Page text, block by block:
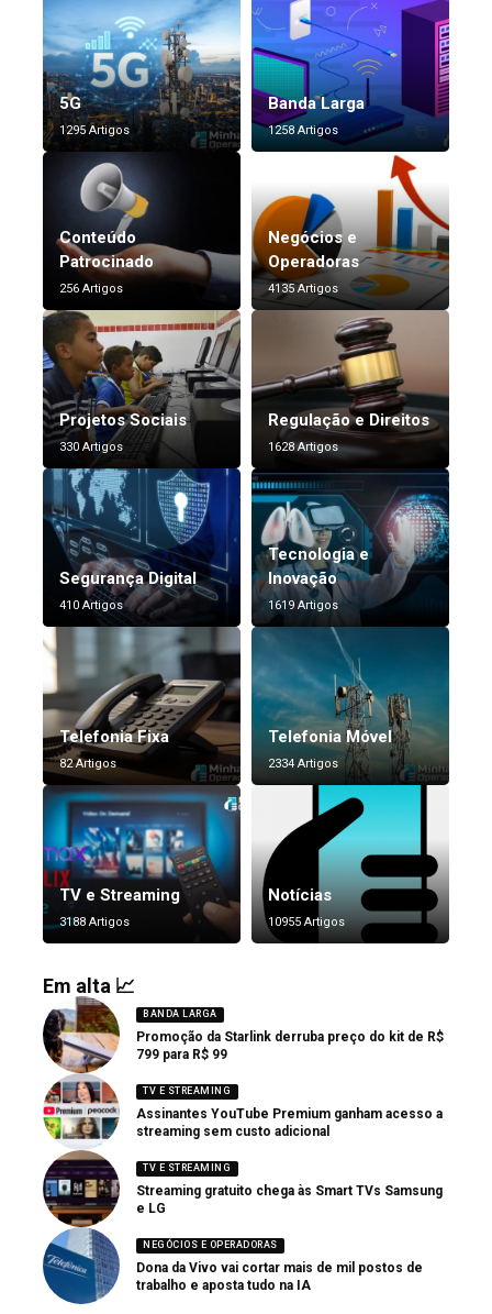
5G
1295 Artigos
Banda Larga
1258 Artigos
Conteúdo
Patrocinado
256 Artigos
Negócios e
Operadoras
4135 Artigos
Projetos Sociais
330 Artigos
Regulação e Direitos
1628 Artigos
Segurança Digital
410 Artigos
Tecnologia e
Inovação
1619 Artigos
Telefonia Fixa
82 Artigos
Telefonia Móvel
2334 Artigos
TV e Streaming
3188 Artigos
Notícias
10955 Artigos
Em alta 📈
BANDA LARGA
Promoção da Starlink derruba preço do kit de R$
799 para R$ 99
TV E STREAMING
Assinantes YouTube Premium ganham acesso a
streaming sem custo adicional
TV E STREAMING
Streaming gratuito chega às Smart TVs Samsung
e LG
NEGÓCIOS E OPERADORAS
Dona da Vivo vai cortar mais de mil postos de
trabalho e aposta tudo na IA